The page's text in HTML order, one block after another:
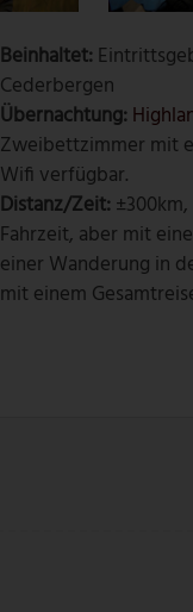
Beinhaltet:
Cederbergen
Übernachtung:
Zweibettzimmer mit
Wifi verfügbar.
Distanz/Zeit:
Fahrzeit, aber mit
einer Wanderung in
mit einem